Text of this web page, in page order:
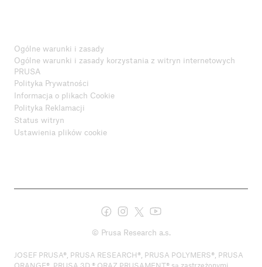
Ogólne warunki i zasady
Ogólne warunki i zasady korzystania z witryn internetowych
PRUSA
Polityka Prywatności
Informacja o plikach Cookie
Polityka Reklamacji
Status witryn
Ustawienia plików cookie
© Prusa Research a.s.
JOSEF PRUSA®, PRUSA RESEARCH®, PRUSA POLYMERS®, PRUSA
ORANGE®, PRUSA 3D ® ORAZ PRUSAMENT® są zastrzeżonymi